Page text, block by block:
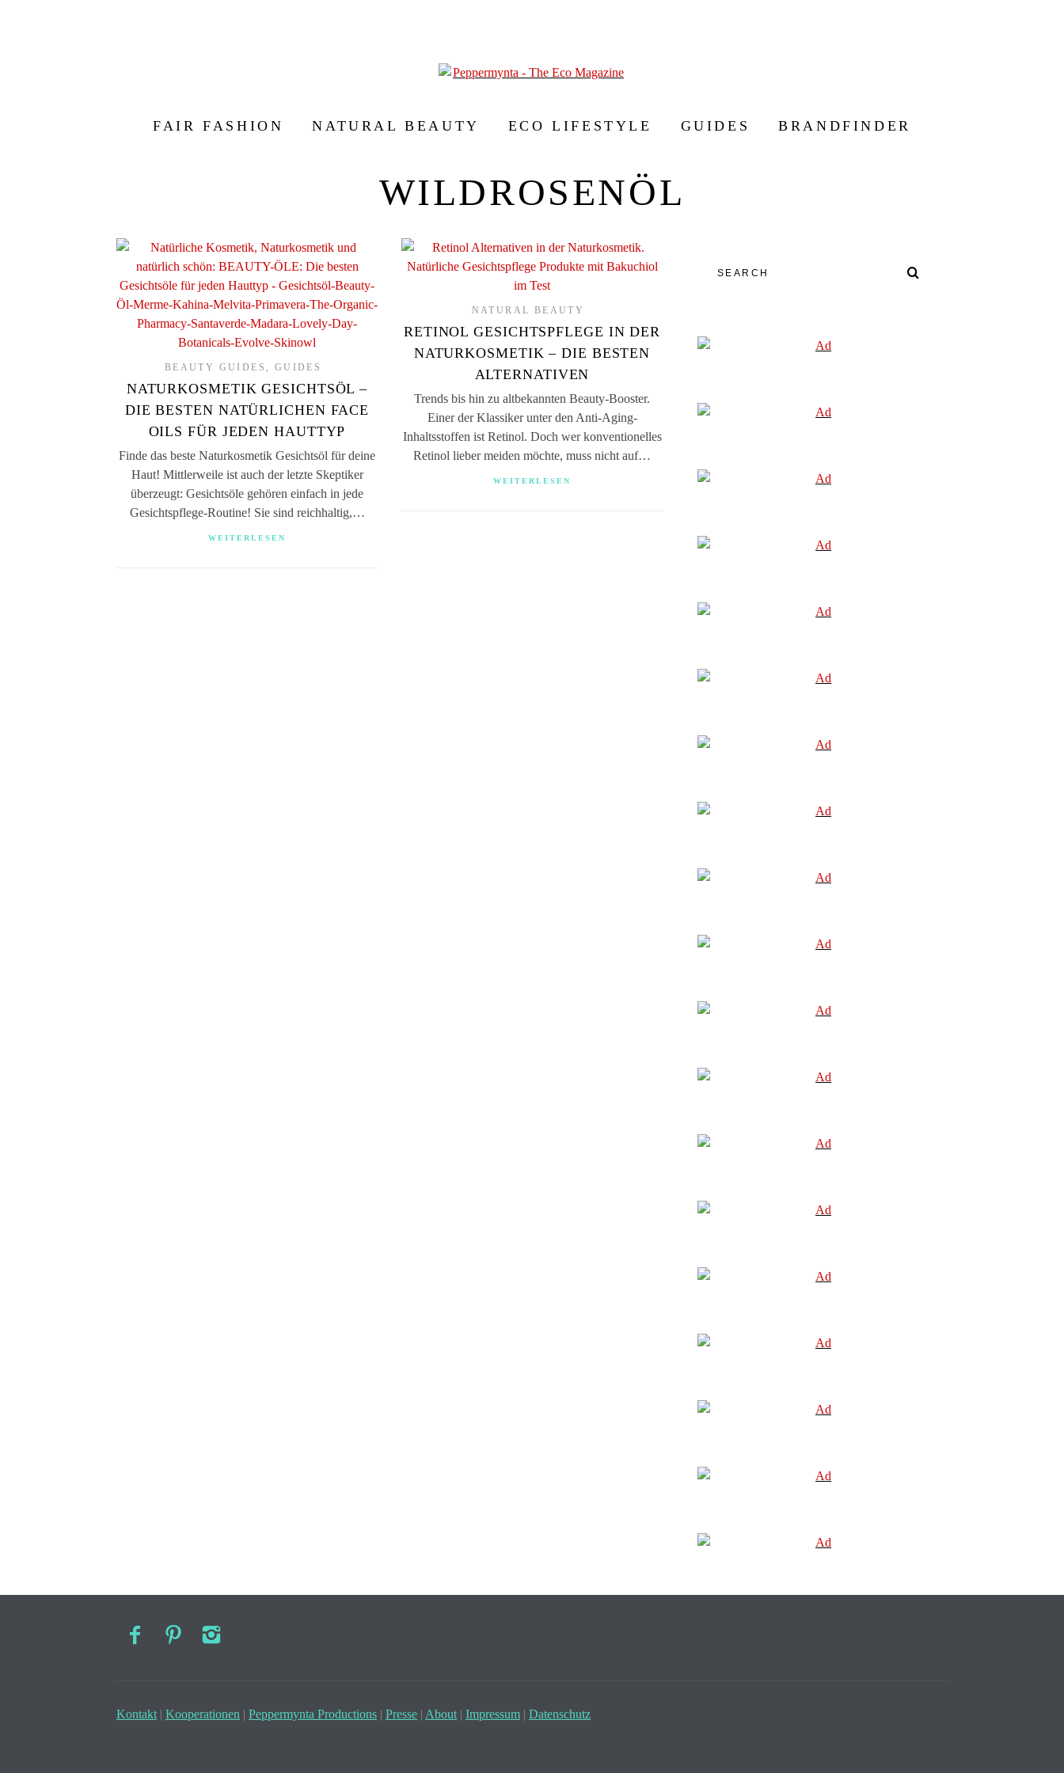
FAIR FASHION NATURAL BEAUTY ECO LIFESTYLE GUIDES BRANDFINDER
WILDROSENÖL
BEAUTY GUIDES , GUIDES
NATURKOSMETIK GESICHTSÖL –
DIE BESTEN NATÜRLICHEN FACE
OILS FÜR JEDEN HAUTTYP
Finde das beste Naturkosmetik Gesichtsöl für deine
Haut! Mittlerweile ist auch der letzte Skeptiker
überzeugt: Gesichtsöle gehören einfach in jede
Gesichtspflege-Routine! Sie sind reichhaltig,…
WEITERLESEN
NATURAL BEAUTY
RETINOL GESICHTSPFLEGE IN DER
NATURKOSMETIK – DIE BESTEN
ALTERNATIVEN
Trends bis hin zu altbekannten Beauty-Booster.
Einer der Klassiker unter den Anti-Aging-
Inhaltsstoffen ist Retinol. Doch wer konventionelles
Retinol lieber meiden möchte, muss nicht auf…
WEITERLESEN
Kontakt | Kooperationen | Peppermynta Productions | Presse | About | Impressum | Datenschutz